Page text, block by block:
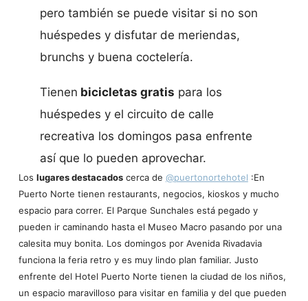
pero también se puede visitar si no son
huéspedes y disfutar de meriendas,
brunchs y buena coctelería.
Tienen bicicletas gratis para los
huéspedes y el circuito de calle
recreativa los domingos pasa enfrente
así que lo pueden aprovechar.
Los lugares destacadoscerca de @puertonortehotel :En
Puerto Norte tienen restaurants, negocios, kioskos y mucho
espacio para correr. El Parque Sunchales está pegado y
pueden ir caminando hasta el Museo Macro pasando por una
calesita muy bonita. Los domingos por Avenida Rivadavia
funciona la feria retro y es muy lindo plan familiar. Justo
enfrente del Hotel Puerto Norte tienen la ciudad de los niños,
un espacio maravilloso para visitar en familia y del que pueden